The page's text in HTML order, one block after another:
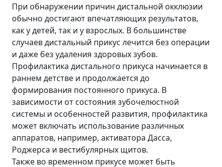
При обнаружении причин дистальной окклюзии
обычно достигают впечатляющих результатов,
как у детей, так и у взрослых. В большинстве
случаев дистальный прикус лечится без операции
и даже без удаления здоровых зубов.
Профилактика дистального прикуса начинается в
раннем детстве и продолжается до
формирования постоянного прикуса. В
зависимости от состояния зубочелюстной
системы и особенностей развития, профилактика
может включать использование различных
аппаратов, например, активатора Дасса,
Роджерса и вестибулярных щитов.
Также во временном прикусе может быть